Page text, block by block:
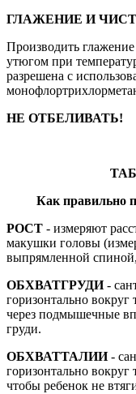
ГЛАЖЕНИЕ И
Производить
утюгом при
разрешена с
НЕ ОТБЕЛИВАТЬ!
Как правильно
РОСТ - измеряют
макушки головы
выпрямленной
ОБХВАТГРУДИ -
горизонтально
через подмышечные
груди.
ОБХВАТТАЛИИ -
горизонтально
чтобы ребенок не